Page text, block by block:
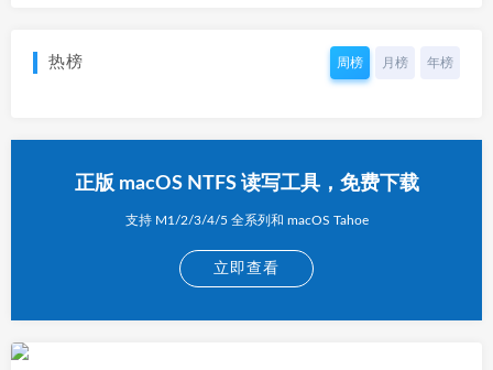
热榜 周榜 月榜 年榜
正版 macOS NTFS 读写工具，免费下载
支持 M1/2/3/4/5 全系列和 macOS Tahoe
立即查看